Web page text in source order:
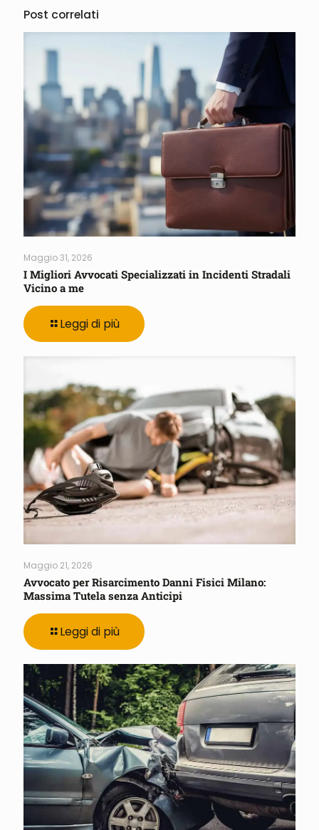
Post correlati
Maggio 31, 2026
I Migliori Avvocati Specializzati in Incidenti Stradali
Vicino a me
Leggi di più
Maggio 21, 2026
Avvocato per Risarcimento Danni Fisici Milano:
Massima Tutela senza Anticipi
Leggi di più